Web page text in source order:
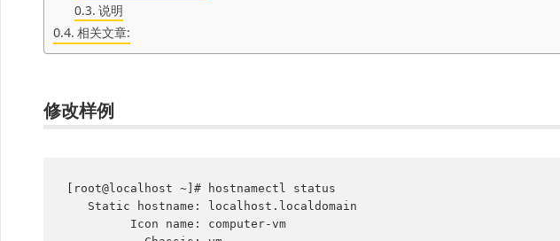
说明
相关文章:
修改样例
[root@localhost ~]# hostnamectl status